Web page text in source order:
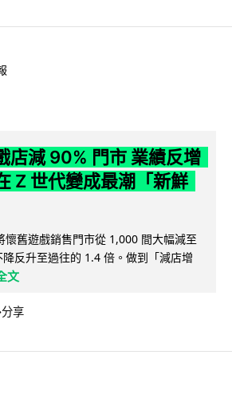
店減 90% 門市 業績反增
Z 世代變成最潮「新鮮
懷舊遊戲銷售門市從 1,000 間大幅減至
反升至過往的 1.4 倍。做到「減店增
文
分享